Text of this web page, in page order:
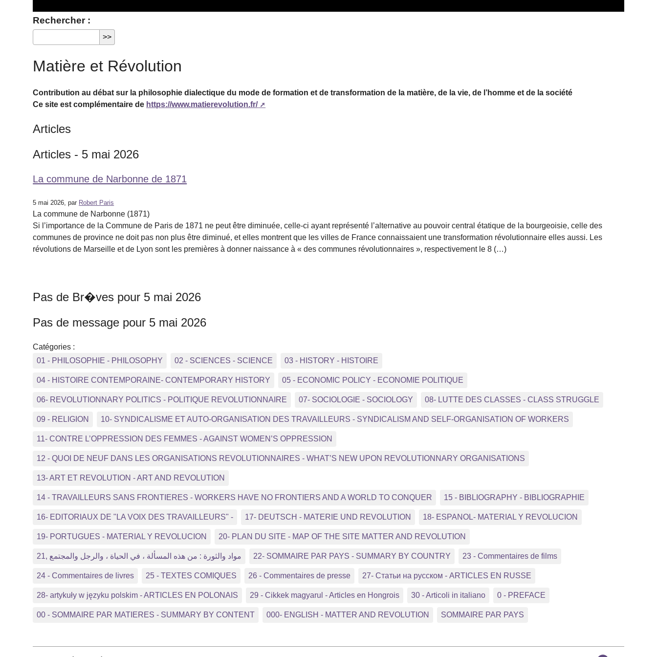
Rechercher :
Matière et Révolution
Contribution au débat sur la philosophie dialectique du mode de formation et de transformation de la matière, de la vie, de l’homme et de la société
Ce site est complémentaire de https://www.matierevolution.fr/
Articles
Articles - 5 mai 2026
La commune de Narbonne de 1871
5 mai 2026, par Robert Paris
La commune de Narbonne (1871)
Si l’importance de la Commune de Paris de 1871 ne peut être diminuée, celle-ci ayant représenté l’alternative au pouvoir central étatique de la bourgeoisie, celle des
communes de province ne doit pas non plus être diminué, et elles montrent que les villes de France connaissaient une transformation révolutionnaire elles aussi. Les
révolutions de Marseille et de Lyon sont les premières à donner naissance à « des communes révolutionnaires », respectivement le 8 (…)
Pas de Br�ves pour 5 mai 2026
Pas de message pour 5 mai 2026
Catégories :
01 - PHILOSOPHIE - PHILOSOPHY
02 - SCIENCES - SCIENCE 03 - HISTORY - HISTOIRE
04 - HISTOIRE CONTEMPORAINE- CONTEMPORARY HISTORY 05 - ECONOMIC POLICY - ECONOMIE POLITIQUE
06- REVOLUTIONNARY POLITICS - POLITIQUE REVOLUTIONNAIRE 07- SOCIOLOGIE - SOCIOLOGY 08- LUTTE DES CLASSES - CLASS STRUGGLE
09 - RELIGION 10- SYNDICALISME ET AUTO-ORGANISATION DES TRAVAILLEURS - SYNDICALISM AND SELF-ORGANISATION OF WORKERS
11- CONTRE L’OPPRESSION DES FEMMES - AGAINST WOMEN’S OPPRESSION
12 - QUOI DE NEUF DANS LES ORGANISATIONS REVOLUTIONNAIRES - WHAT’S NEW UPON REVOLUTIONNARY ORGANISATIONS
13- ART ET REVOLUTION - ART AND REVOLUTION
14 - TRAVAILLEURS SANS FRONTIERES - WORKERS HAVE NO FRONTIERS AND A WORLD TO CONQUER 15 - BIBLIOGRAPHY - BIBLIOGRAPHIE
16- EDITORIAUX DE "LA VOIX DES TRAVAILLEURS" - 17- DEUTSCH - MATERIE UND REVOLUTION 18- ESPANOL- MATERIAL Y REVOLUCION
19- PORTUGUES - MATERIAL Y REVOLUCION 20- PLAN DU SITE - MAP OF THE SITE MATTER AND REVOLUTION
21, مواد والثورة : من هذه المسألة ، في الحياة ، والرجل والمجتمع 22- SOMMAIRE PAR PAYS - SUMMARY BY COUNTRY 23 - Commentaires de films
24 - Commentaires de livres 25 - TEXTES COMIQUES 26 - Commentaires de presse 27- Статьи на русском - ARTICLES EN RUSSE
28- artykuły w języku polskim - ARTICLES EN POLONAIS 29 - Cikkek magyarul - Articles en Hongrois 30 - Articoli in italiano 0 - PREFACE
00 - SOMMAIRE PAR MATIERES - SUMMARY BY CONTENT 000- ENGLISH - MATTER AND REVOLUTION SOMMAIRE PAR PAYS